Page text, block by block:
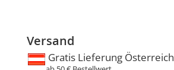
Versand
Gratis Lieferung Österreich